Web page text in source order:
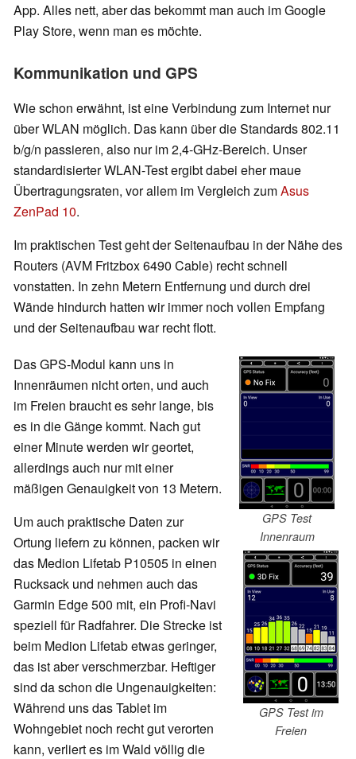
App. Alles nett, aber das bekommt man auch im Google
Play Store, wenn man es möchte.
Kommunikation und GPS
Wie schon erwähnt, ist eine Verbindung zum Internet nur
über WLAN möglich. Das kann über die Standards 802.11
b/g/n passieren, also nur im 2,4-GHz-Bereich. Unser
standardisierter WLAN-Test ergibt dabei eher maue
Übertragungsraten, vor allem im Vergleich zumAsus
ZenPad 10.
Im praktischen Test geht der Seitenaufbau in der Nähe des
Routers (AVM Fritzbox 6490 Cable) recht schnell
vonstatten. In zehn Metern Entfernung und durch drei
Wände hindurch hatten wir immer noch vollen Empfang
und der Seitenaufbau war recht flott.
GPS Test
Innenraum
GPS Test im
Freien
Das GPS-Modul kann uns in
Innenräumen nicht orten, und auch
im Freien braucht es sehr lange, bis
es in die Gänge kommt. Nach gut
einer Minute werden wir geortet,
allerdings auch nur mit einer
mäßigen Genauigkeit von 13 Metern.
Um auch praktische Daten zur
Ortung liefern zu können, packen wir
das Medion Lifetab P10505 in einen
Rucksack und nehmen auch das
Garmin Edge 500 mit, ein Profi-Navi
speziell für Radfahrer. Die Strecke ist
beim Medion Lifetab etwas geringer,
das ist aber verschmerzbar. Heftiger
sind da schon die Ungenauigkeiten:
Während uns das Tablet im
Wohngebiet noch recht gut verorten
kann, verliert es im Wald völlig die